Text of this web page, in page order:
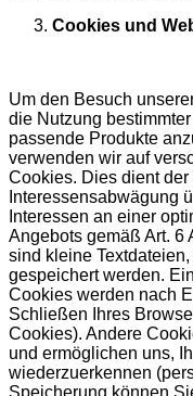
Cookies und
Um den Besuch
die Nutzung
passende Produkte
verwenden wir auf
Cookies. Dies dient
Interessensabwägung
Interessen an einer
Angebots gemäß Art. 6
sind kleine
gespeichert werden.
Cookies werden nach
Schließen Ihres
Cookies). Andere
und ermöglichen uns,
wiederzuerkennen
Speicherung können